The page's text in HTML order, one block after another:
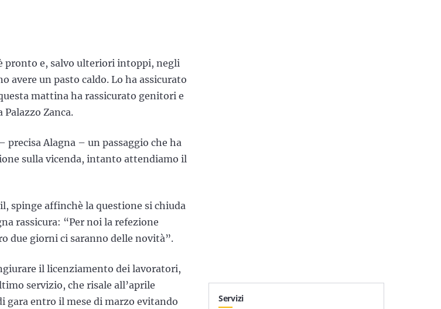
pronto e, salvo ulteriori intoppi, negli
un pasto caldo. Lo ha assicurato
mattina ha rassicurato genitori e
Zanca.
precisa Alagna – un passaggio che ha
sulla vicenda, intanto attendiamo il
spinge affinchè la questione si chiuda
rassicura: “Per noi la refezione
due giorni ci saranno delle novità”.
il licenziamento dei lavoratori,
servizio, che risale all’aprile
gara entro il mese di marzo evitando
Servizi